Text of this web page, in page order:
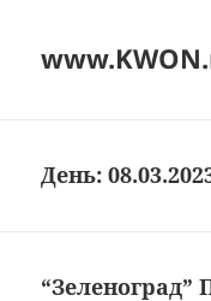
День:
“Зеленоград”